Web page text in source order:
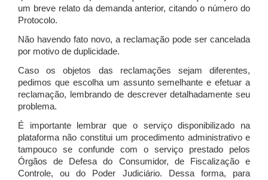
um breve relato da demanda anterior, citando o número do
Protocolo.
Não havendo fato novo, a reclamação pode ser cancelada
por motivo de duplicidade.
Caso os objetos das reclamações sejam diferentes,
pedimos que escolha um assunto semelhante e efetuar a
reclamação, lembrando de descrever detalhadamente seu
problema.
É importante lembrar que o serviço disponibilizado na
plataforma não constitui um procedimento administrativo e
tampouco se confunde com o serviço prestado pelos
Órgãos de Defesa do Consumidor, de Fiscalização e
Controle, ou do Poder Judiciário. Dessa forma, para